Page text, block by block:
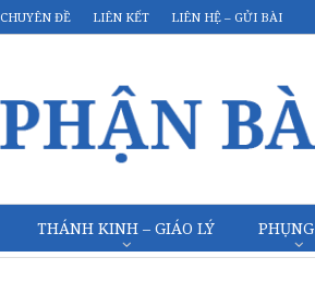
CHUYÊN ĐỀ LIÊN KẾT LIÊN HỆ – GỬI BÀI
THÁNH KINH – GIÁO LÝ